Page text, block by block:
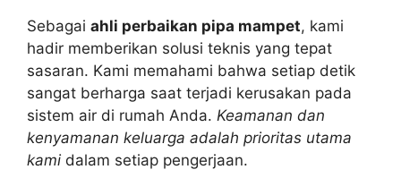
Sebagai ahli perbaikan pipa mampet, kami
hadir memberikan solusi teknis yang tepat
sasaran. Kami memahami bahwa setiap detik
sangat berharga saat terjadi kerusakan pada
sistem air di rumah Anda. Keamanan dan
kenyamanan keluarga adalah prioritas utama
kami dalam setiap pengerjaan.